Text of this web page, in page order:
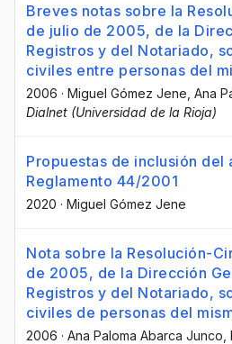
Breves notas sobre la
de julio de 2005, de la
Registros y del Notariado,
civiles entre personas del
2006 · Miguel Gómez Jene , Ana
Dialnet (Universidad de la Rioja)
Propuestas de inclusión del
Reglamento 44/2001
2020 · Miguel Gómez Jene
Nota sobre la Resolución-
de 2005, de la Dirección
Registros y del Notariado,
civiles de personas del
2006 · Ana Paloma Abarca Junco